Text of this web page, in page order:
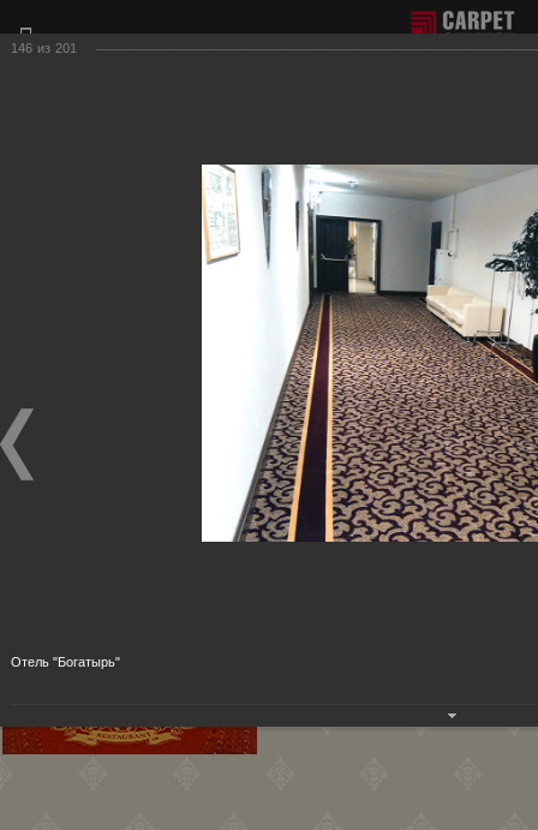
Фотогалерея наших работ по настилу ковролина.
Для получения более подробной информации о нашей
продукции и услугах, пожалуйста, обращайтесь к нашим
менеджерам, которые с радостью ответят на любые
Ваши вопросы и приедут к Вам для демонстрации
Гостиничные вестибюли, коридоры
Фотографии настила
в гостиничных вестибюлях, коридорах, на лестницах.
Гостиница-ресторан "Версаль"
146 из 201
Отель "Богатырь"